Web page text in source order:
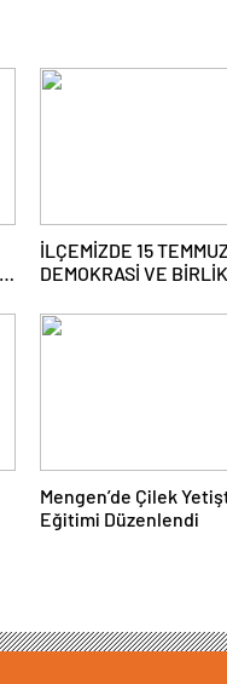
İLÇEMİZDE 15 TEMMUZ
DEMOKRASİ VE
Mengen’de Çilek
Eğitimi Düzenlendi